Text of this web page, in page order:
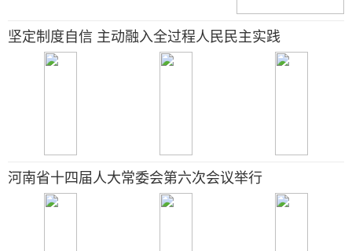
坚定制度自信 主动融入全过程人民民主实践
河南省十四届人大常委会第六次会议举行